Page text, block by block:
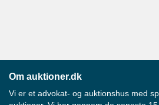
Om auktioner.dk
Vi er et advokat- og auktionshus med